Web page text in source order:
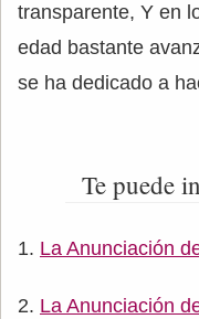
transparente, Y en
edad bastante
se ha dedicado a
Te puede
La Anunciación
La Anunciación